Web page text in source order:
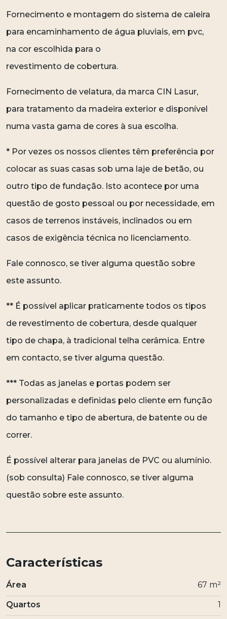
Fornecimento e montagem do sistema de caleira
para encaminhamento de água pluviais, em pvc,
na cor escolhida para o
revestimento de cobertura.
Fornecimento de velatura, da marca CIN Lasur,
para tratamento da madeira exterior e disponível
numa vasta gama de cores à sua escolha.
* Por vezes os nossos clientes têm preferência por
colocar as suas casas sob uma laje de betão, ou
outro tipo de fundação. Isto acontece por uma
questão de gosto pessoal ou por necessidade, em
casos de terrenos instáveis, inclinados ou em
casos de exigência técnica no licenciamento.
Fale connosco, se tiver alguma questão sobre
este assunto.
** É possível aplicar praticamente todos os tipos
de revestimento de cobertura, desde qualquer
tipo de chapa, à tradicional telha cerâmica. Entre
em contacto, se tiver alguma questão.
*** Todas as janelas e portas podem ser
personalizadas e definidas pelo cliente em função
do tamanho e tipo de abertura, de batente ou de
correr.
É possível alterar para janelas de PVC ou alumínio.
(sob consulta) Fale connosco, se tiver alguma
questão sobre este assunto.
Características
Área 67 m²
Quartos 1